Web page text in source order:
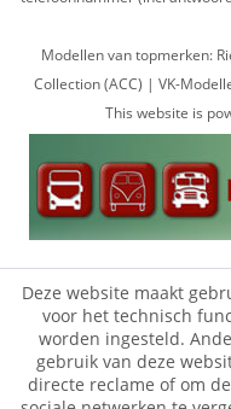
Modellen van topmerken:
Collection (ACC) | VK-
This website is
Deze website maakt
voor het technisch
worden ingesteld.
gebruik van deze
directe reclame of om